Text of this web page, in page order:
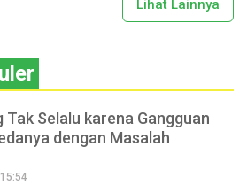
Lihat Lainnya
Tak Selalu karena Gangguan
dengan Masalah